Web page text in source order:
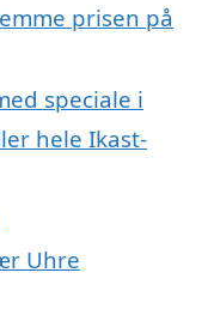
prisen på
speciale i
hele Ikast-
Uhre